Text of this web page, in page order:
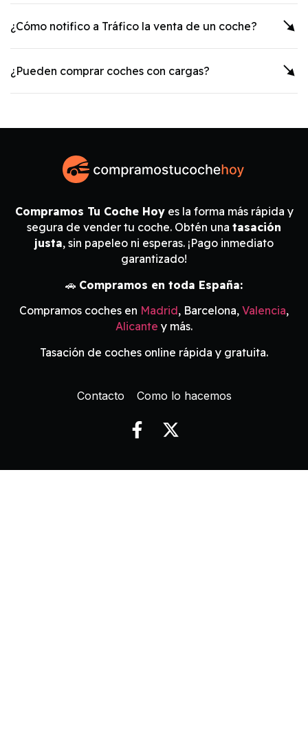
¿Cómo notifico a Tráfico la venta de un coche?
¿Pueden comprar coches con cargas?
Compramos Tu Coche Hoyes la forma más rápida y
segura de vender tu coche. Obtén una tasación
justa, sin papeleo ni esperas. ¡Pago inmediato
garantizado!
🚗 Compramos en toda España:
Compramos coches en Madrid, Barcelona, Valencia,
Alicante y más.
Tasación de coches online rápida y gratuita.
Contacto Como lo hacemos